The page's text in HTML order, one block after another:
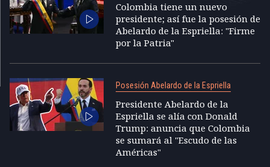
Colombia tiene un nuevo
presidente; así fue la posesión de
Abelardo de la Espriella: "Firme
por la Patria"
Posesión Abelardo de la Espriella
Presidente Abelardo de la
Espriella se alía con Donald
Trump: anuncia que Colombia
se sumará al "Escudo de las
Américas"